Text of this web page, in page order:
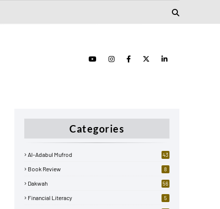
Categories
Al-Adabul Mufrod 43
Book Review 8
Dakwah 56
Financial Literacy 5